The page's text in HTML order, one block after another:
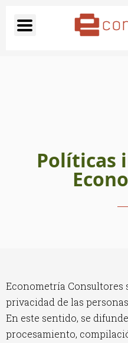
Políticas
Econometría Consultores
privacidad de las
En este sentido, se
procesamiento,